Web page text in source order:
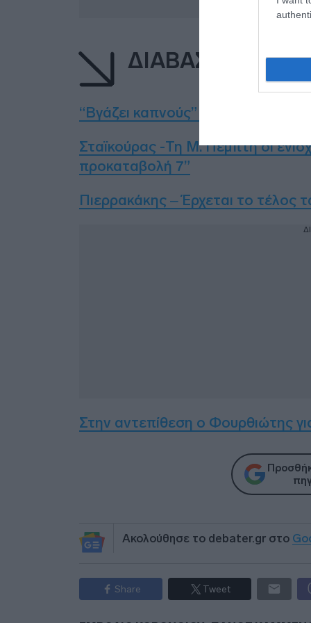
ΔΙΑΒΑΣΤΕ
“Βγάζει καπνούς” ο Ερντογάν
Σταϊκούρας -Τη Μ. Πέμπτη οι
προκαταβολή 7”
Πιερρακάκης – Έρχεται το τέλος
Στην αντεπίθεση ο Φουρθιώτης
Ακολούθησε το debater.gr στο
Share Tweet